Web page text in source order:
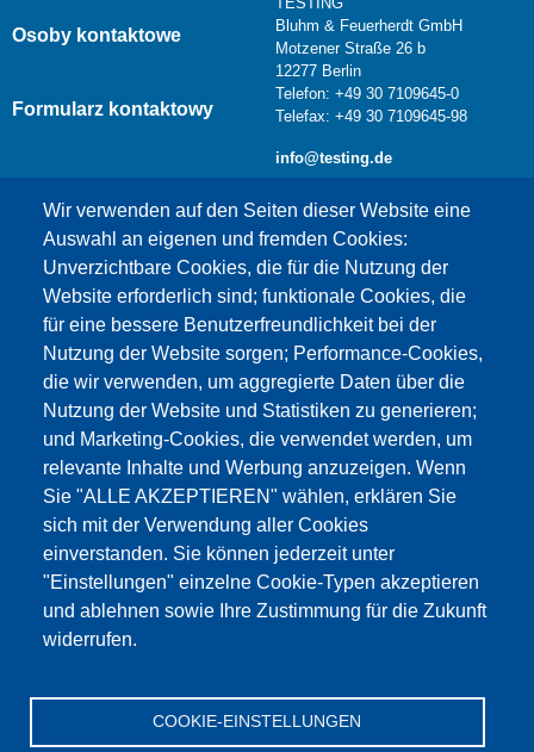
Wir verwenden auf den Seiten dieser Website eine
Auswahl an eigenen und fremden Cookies:
Unverzichtbare Cookies, die für die Nutzung der
Website erforderlich sind; funktionale Cookies, die
für eine bessere Benutzerfreundlichkeit bei der
Nutzung der Website sorgen; Performance-Cookies,
die wir verwenden, um aggregierte Daten über die
Nutzung der Website und Statistiken zu generieren;
und Marketing-Cookies, die verwendet werden, um
relevante Inhalte und Werbung anzuzeigen. Wenn
Sie "ALLE AKZEPTIEREN" wählen, erklären Sie
sich mit der Verwendung aller Cookies
einverstanden. Sie können jederzeit unter
"Einstellungen" einzelne Cookie-Typen akzeptieren
und ablehnen sowie Ihre Zustimmung für die Zukunft
widerrufen.
COOKIE-EINSTELLUNGEN
Osoby kontaktowe
Formularz kontaktowy
Bluhm & Feuerherdt GmbH
Motzener Straße 26 b
12277 Berlin
Telefon: +49 30 7109645-0
Telefax: +49 30 7109645-98
info@testing.de
Dieser Inhalt ist blockiert, da die Google Maps
Cookies nicht akzeptiert wurden.
NUR DIE GOOGLE MAPS COOKIES
AKZEPTIEREN.
Alle Cookies akzeptieren